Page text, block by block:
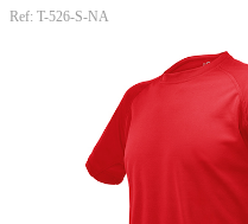
Ref: T-526-S-NA